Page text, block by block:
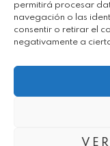
permitirá procesar
navegación o las
consentir o retirar el
negativamente a
2026 ©